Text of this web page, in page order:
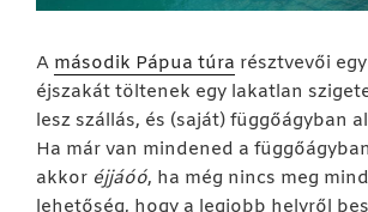
A második Pápua túra résztvevői
éjszakát töltenek egy lakatlan
lesz szállás, és (saját) függőágyban
Ha már van mindened a
akkor éjjáóó, ha még nincs meg